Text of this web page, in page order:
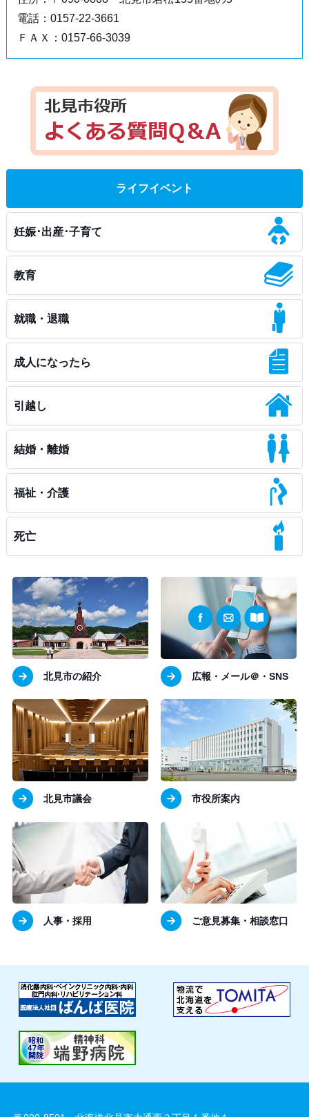
電話：0157-22-3661
ＦＡＸ：0157-66-3039
ライフイベント
妊娠･出産･子育て
教育
就職・退職
成人になったら
引越し
結婚・離婚
福祉・介護
死亡
北見市の紹介 広報・メール＠・SNS
北見市議会 市役所案内
人事・採用 ご意見募集・相談窓口